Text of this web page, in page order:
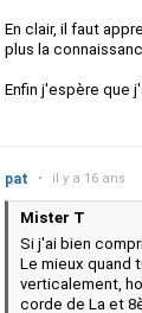
En clair, il faut
plus la
Enfin j'espère que
pat • il y a 16 ans
Mister T
Si j'ai bien
Le mieux quand
verticalement,
corde de La et